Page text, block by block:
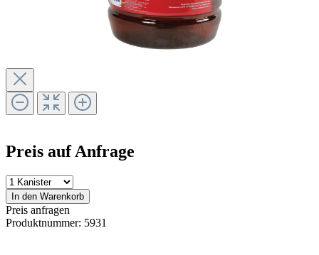
Preis auf Anfrage
In den Warenkorb
Preis anfragen
Produktnummer: 5931